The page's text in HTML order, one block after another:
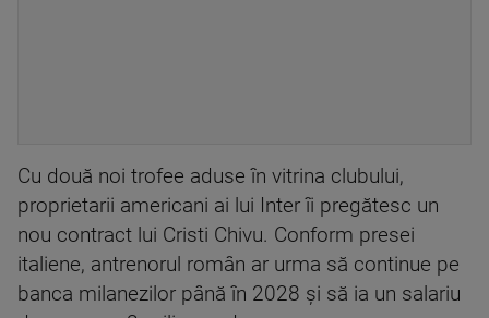
Cu două noi trofee aduse în vitrina clubului,
proprietarii americani ai lui Inter îi pregătesc un
nou contract lui Cristi Chivu. Conform presei
italiene, antrenorul român ar urma să continue pe
banca milanezilor până în 2028 și să ia un salariu